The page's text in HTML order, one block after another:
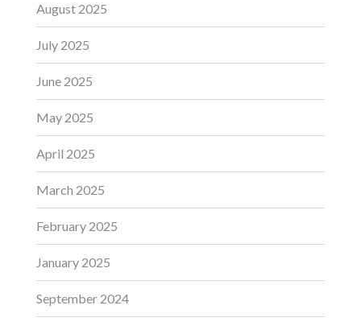
August 2025
July 2025
June 2025
May 2025
April 2025
March 2025
February 2025
January 2025
September 2024